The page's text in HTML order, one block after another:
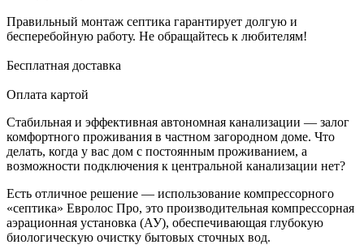
Правильный монтаж септика гарантирует долгую и
бесперебойную работу. Не обращайтесь к любителям!
Бесплатная доставка
Оплата картой
Стабильная и эффективная автономная канализации — залог
комфортного проживания в частном загородном доме. Что
делать, когда у вас дом с постоянным проживанием, а
возможности подключения к центральной канализации нет?
Есть отличное решение — использование компрессорного
«септика» Евролос Про, это производительная компрессорная
аэрационная установка (АУ), обеспечивающая глубокую
биологическую очистку бытовых сточных вод.